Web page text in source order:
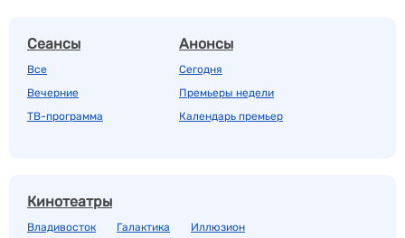
Сеансы
Все
Вечерние
ТВ-программа
Анонсы
Сегодня
Премьеры недели
Календарь премьер
Кинотеатры
Владивосток Галактика
Иллюзион